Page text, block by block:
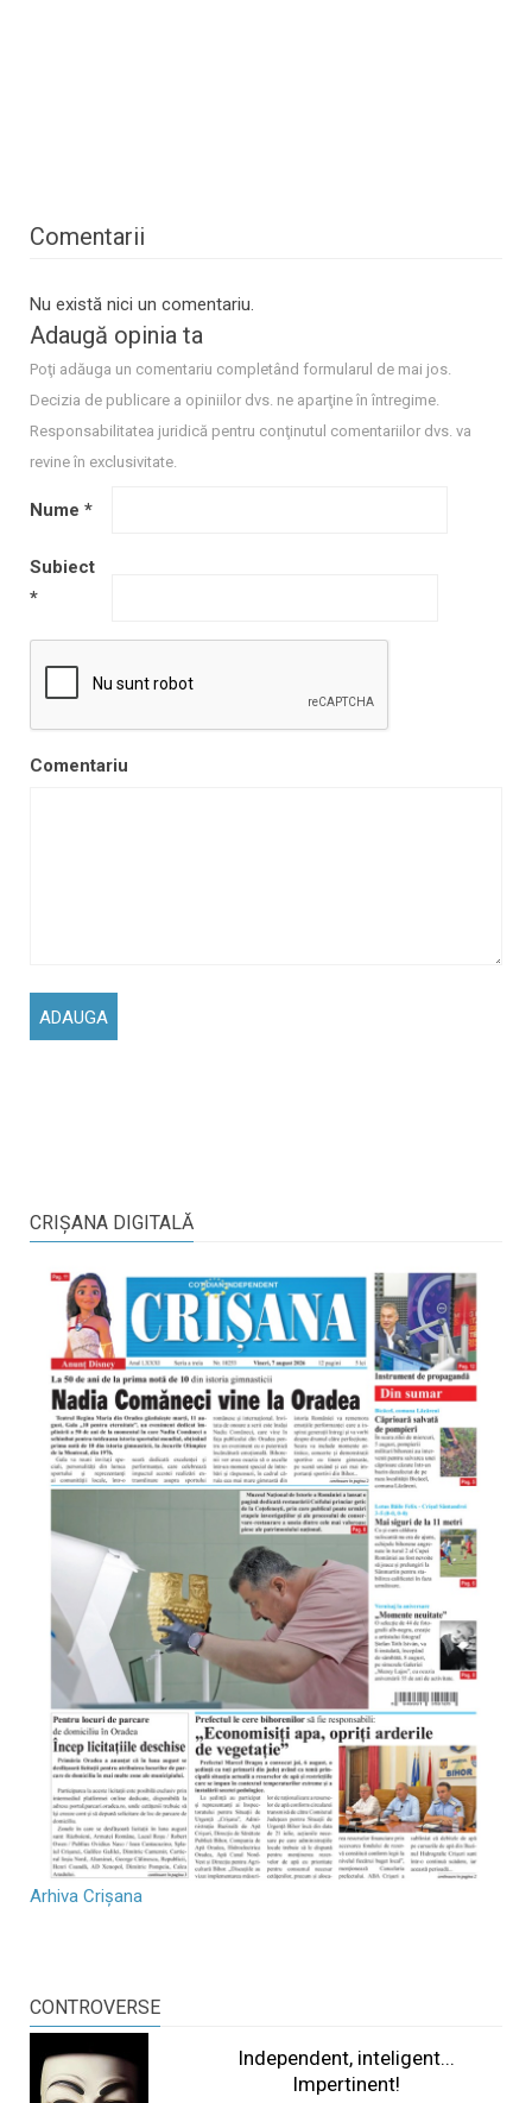
Comentarii
Nu există nici un comentariu.
Adaugă opinia ta
Poţi adăuga un comentariu completând formularul de mai jos.
Decizia de publicare a opiniilor dvs. ne aparţine în întregime.
Responsabilitatea juridică pentru conţinutul comentariilor dvs. va
revine în exclusivitate.
Nume *
Subiect
*
Comentariu
CRIŞANA DIGITALĂ
Arhiva Crișana
CONTROVERSE
Independent, inteligent...
Impertinent!